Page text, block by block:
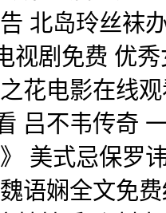
北岛玲丝袜
剧免费 优
花电影在线
吕不韦传奇
美式忌保罗
语娴全文免